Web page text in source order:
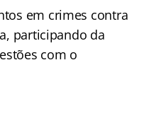
em crimes contra
participando da
com o